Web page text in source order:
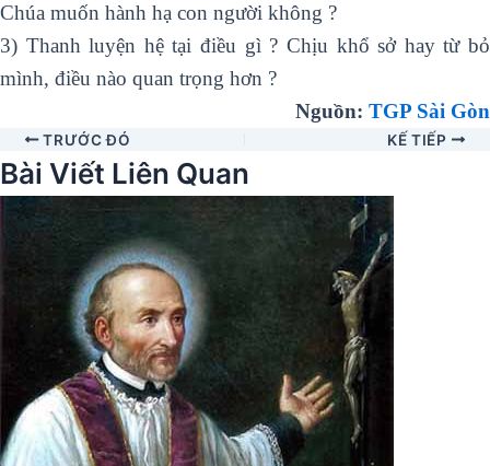
Chúa muốn hành hạ con người không ?
3) Thanh luyện hệ tại điều gì ? Chịu khổ sở hay từ bỏ
mình, điều nào quan trọng hơn ?
Nguồn: TGP Sài Gòn
TRƯỚC ĐÓ KẾ TIẾP
Bài Viết Liên Quan